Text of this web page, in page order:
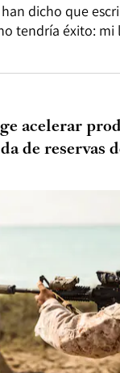
han dicho que
tendría éxito:
acelerar
de reservas